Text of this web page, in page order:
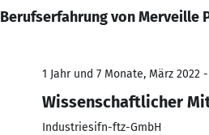
Berufserfahrung von Merveille
1 Jahr und 7 Monate, März 2022
Wissenschaftlicher
Industriesifn-ftz-GmbH